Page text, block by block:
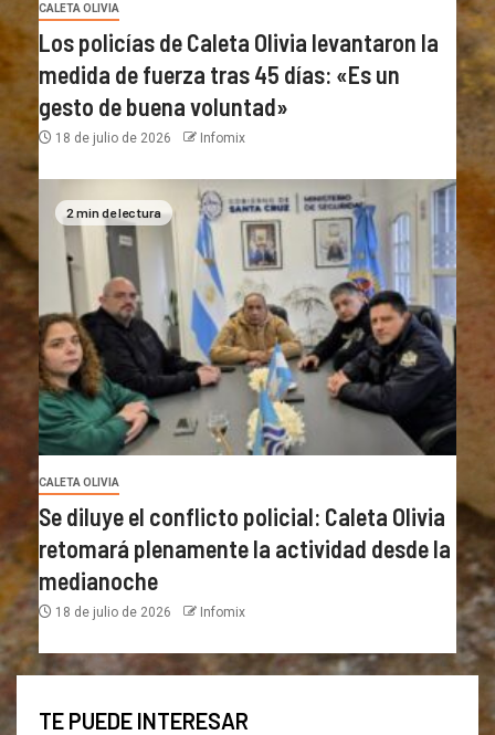
CALETA OLIVIA
Los policías de Caleta Olivia levantaron la
medida de fuerza tras 45 días: «Es un
gesto de buena voluntad»
18 de julio de 2026 Infomix
2 min de lectura
CALETA OLIVIA
Se diluye el conflicto policial: Caleta Olivia
retomará plenamente la actividad desde la
medianoche
18 de julio de 2026 Infomix
TE PUEDE INTERESAR